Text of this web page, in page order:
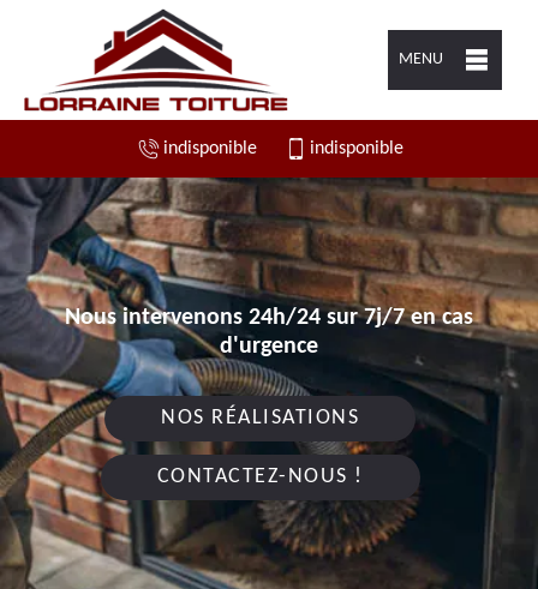
MENU
indisponible indisponible
Nous intervenons 24h/24 sur 7j/7 en cas
d'urgence
NOS RÉALISATIONS
CONTACTEZ-NOUS !